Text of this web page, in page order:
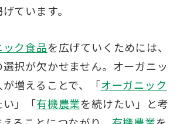
ています。
ク食品を広げていくためには、
択が欠かせません。オーガニッ
増えることで、「オーガニック
」「有機農業を続けたい」と考